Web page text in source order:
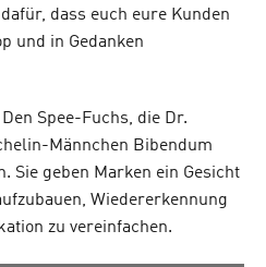
dass euch eure Kunden
und in Gedanken
Spee-Fuchs, die Dr.
Männchen Bibendum
Sie geben Marken ein Gesicht
Wiedererkennung
zu vereinfachen.